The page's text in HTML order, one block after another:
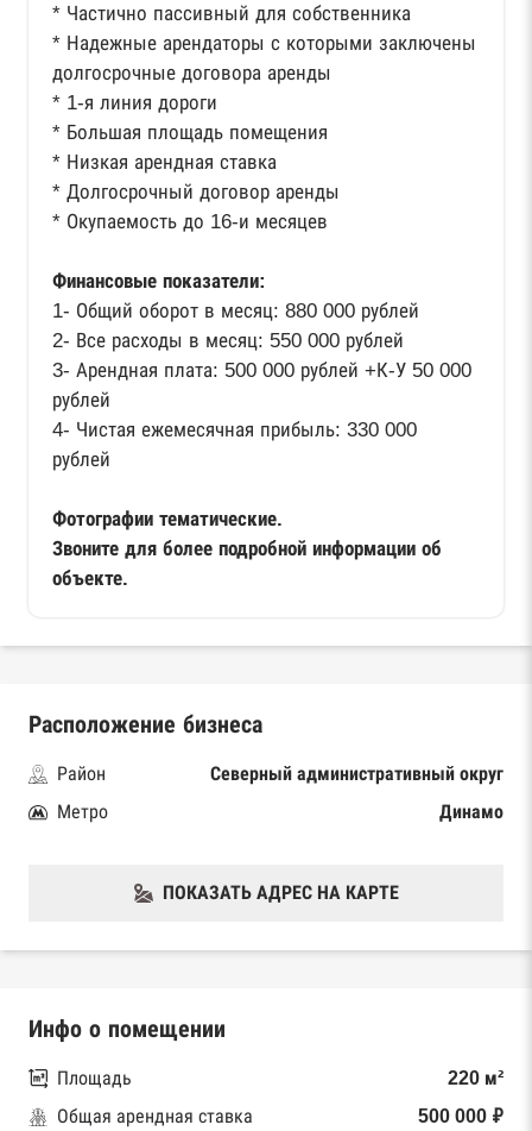
* Частично пассивный для собственника
* Надежные арендаторы с которыми заключены
долгосрочные договора аренды
* 1-я линия дороги
* Большая площадь помещения
* Низкая арендная ставка
* Долгосрочный договор аренды
* Окупаемость до 16-и месяцев
Финансовые показатели:
1- Общий оборот в месяц: 880 000 рублей
2- Все расходы в месяц: 550 000 рублей
3- Арендная плата: 500 000 рублей +К-У 50 000
рублей
4- Чистая ежемесячная прибыль: 330 000
рублей
Фотографии тематические.
Звоните для более подробной информации об
объекте.
Расположение бизнеса
Район
Северный административный округ
Метро
Динамо
ПОКАЗАТЬ АДРЕС НА КАРТЕ
Инфо о помещении
Площадь
220 м²
Общая арендная ставка
500 000 ₽